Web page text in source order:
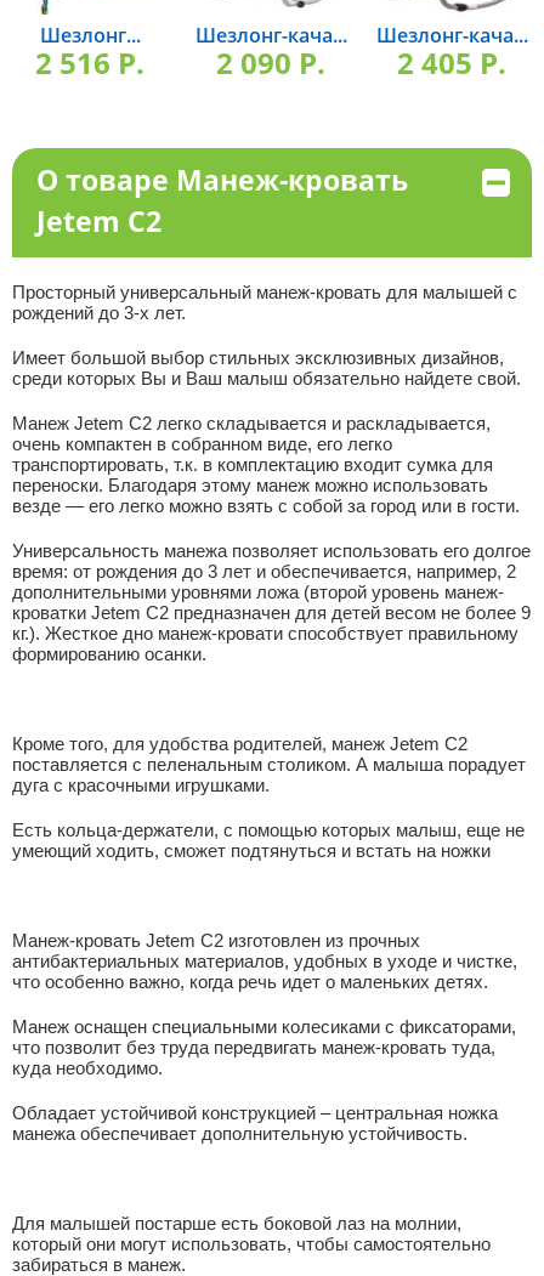
Шезлонг...
2 516 P.
Шезлонг-кача...
2 090 P.
Шезлонг-кача...
2 405 P.
О товаре Манеж-кровать
Jetem C2
Просторный универсальный манеж-кровать для малышей с
рождений до 3-х лет.
Имеет большой выбор стильных эксклюзивных дизайнов,
среди которых Вы и Ваш малыш обязательно найдете свой.
Манеж Jetem С2 легко складывается и раскладывается,
очень компактен в собранном виде, его легко
транспортировать, т.к. в комплектацию входит сумка для
переноски. Благодаря этому манеж можно использовать
везде — его легко можно взять с собой за город или в гости.
Универсальность манежа позволяет использовать его долгое
время: от рождения до 3 лет и обеспечивается, например, 2
дополнительными уровнями ложа (второй уровень манеж-
кроватки Jetem C2 предназначен для детей весом не более 9
кг.). Жесткое дно манеж-кровати способствует правильному
формированию осанки.
Кроме того, для удобства родителей, манеж Jetem C2
поставляется с пеленальным столиком. А малыша порадует
дуга с красочными игрушками.
Есть кольца-держатели, с помощью которых малыш, еще не
умеющий ходить, сможет подтянуться и встать на ножки
Манеж-кровать Jetem С2 изготовлен из прочных
антибактериальных материалов, удобных в уходе и чистке,
что особенно важно, когда речь идет о маленьких детях.
Манеж оснащен специальными колесиками с фиксаторами,
что позволит без труда передвигать манеж-кровать туда,
куда необходимо.
Обладает устойчивой конструкцией – центральная ножка
манежа обеспечивает дополнительную устойчивость.
Для малышей постарше есть боковой лаз на молнии,
который они могут использовать, чтобы самостоятельно
забираться в манеж.